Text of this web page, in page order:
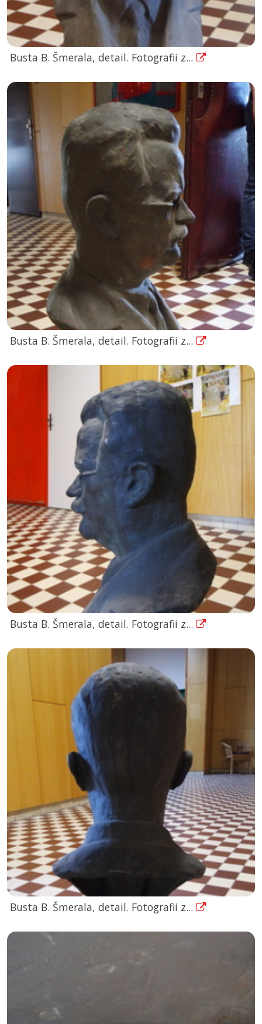
Busta B. Šmerala, detail. Fotografii z...
Busta B. Šmerala, detail. Fotografii z...
Busta B. Šmerala, detail. Fotografii z...
Busta B. Šmerala, detail. Fotografii z...